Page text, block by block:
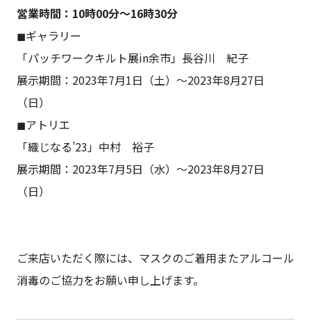
営業時間：10時00分～16時30分
◼︎ギャラリー
「パッチワークキルト展in余市」長谷川 紀子
展示期間：2023年7月1日（土）〜2023年8月27日
（日）
◼︎アトリエ
「織じなる’23」中村 裕子
展示期間：2023年7月5日（水）〜2023年8月27日
（日）
ご来店いただく際には、マスクのご着用またアルコール
消毒のご協力をお願い申し上げます。